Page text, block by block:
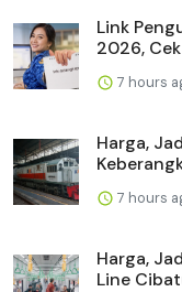
Link
2026,
7 hours
Harga,
7 hours
Harga,
Line